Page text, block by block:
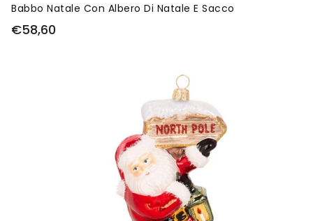
Babbo Natale Con Albero Di Natale E Sacco
€58,60